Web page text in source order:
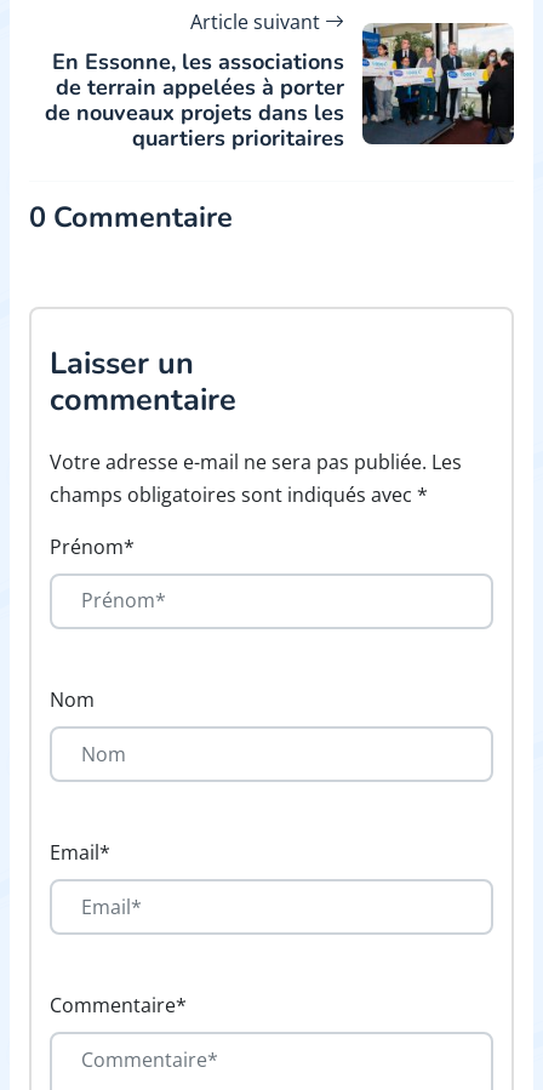
Article suivant
En Essonne, les associations
de terrain appelées à porter
de nouveaux projets dans les
quartiers prioritaires
0 Commentaire
Laisser un
commentaire
Votre adresse e-mail ne sera pas publiée. Les
champs obligatoires sont indiqués avec *
Prénom*
Nom
Email*
Commentaire*